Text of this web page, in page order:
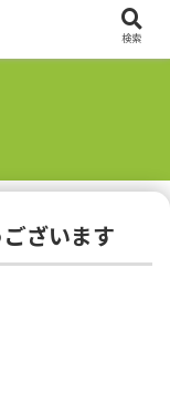
ざいます
検索